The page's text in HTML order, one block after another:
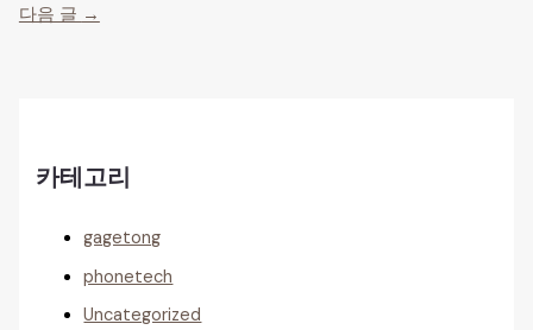
다음 글 →
카테고리
gagetong
phonetech
Uncategorized